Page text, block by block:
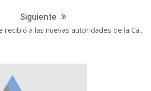
Siguiente
recibió a las nuevas autoridades de la Cá...